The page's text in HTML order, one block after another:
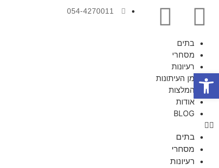
054-4270011
בתים
מסחרי
רעיונות
מן העיתונות
המלצות
אודות
BLOG
בתים
מסחרי
רעיונות
פתח סרגל נגישות